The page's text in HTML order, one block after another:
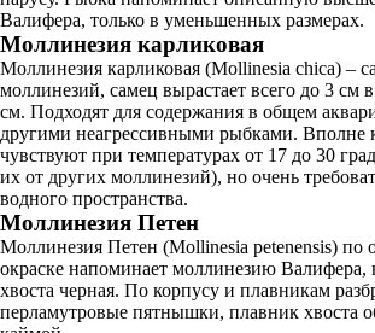
Валифера, только в уменьшенных размерах.
Моллинезия карликовая
Моллинезия карликовая (Mollinesia chica) –
моллинезий, самец вырастает всего до 3 см
см. Подходят для содержания в общем
другими неагрессивными рыбками. Вполне
чувствуют при температурах от 17 до 30
их от других моллинезий), но очень
водного пространства.
Моллинезия Петен
Моллинезия Петен (Mollinesia petenensis) по
окраске напоминает моллинезию Валифера,
хвоста черная. По корпусу и плавникам
перламутровые пятнышки, плавник хвоста